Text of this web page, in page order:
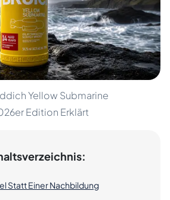
Yellow Submarine
Edition Erklärt
Statt Einer Nachbildung